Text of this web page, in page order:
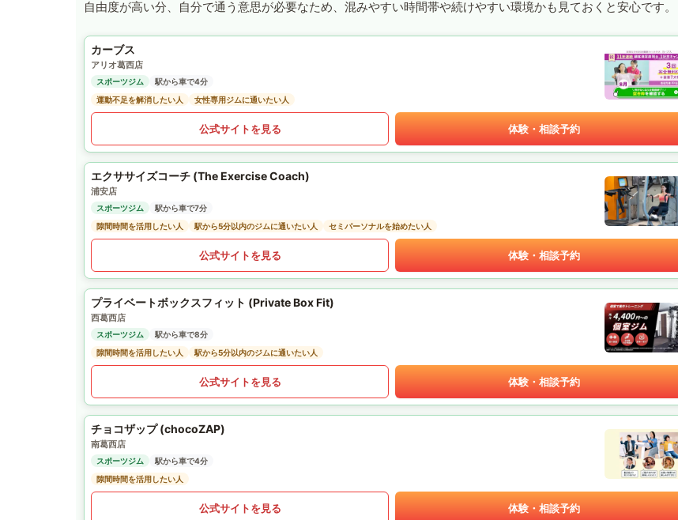
自由度が高い分、自分で通う意思が必要なため、混みやすい時間帯や続けやすい環境かも見ておくと安心です。
カーブス
アリオ葛西店
スポーツジム
駅から車で4分
運動不足を解消したい人
女性専用ジムに通いたい人
公式サイトを見る 体験・相談予約
エクササイズコーチ (The Exercise Coach)
浦安店
スポーツジム
駅から車で7分
隙間時間を活用したい人
駅から5分以内のジムに通いたい人 セミパーソナルを始めたい人
公式サイトを見る 体験・相談予約
プライベートボックスフィット (Private Box Fit)
西葛西店
スポーツジム
駅から車で8分
隙間時間を活用したい人
駅から5分以内のジムに通いたい人
公式サイトを見る 体験・相談予約
チョコザップ (chocoZAP)
南葛西店
スポーツジム
駅から車で4分
隙間時間を活用したい人
公式サイトを見る 体験・相談予約